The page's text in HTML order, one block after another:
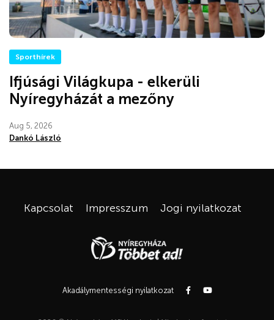
Sporthírek
Ifjúsági Világkupa - elkerüli
Nyíregyházát a mezőny
Aug 5, 2026
Dankó László
Kapcsolat Impresszum Jogi nyilatkozat
Akadálymentességi nyilatkozat